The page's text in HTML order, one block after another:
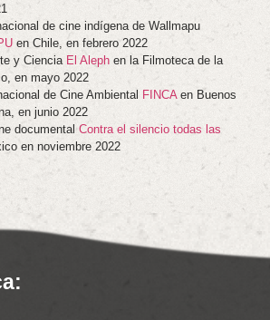
de cine indígena de Wallmapu
en Chile, en febrero 2022
y Ciencia El Aleph en la Filmoteca de la
en mayo 2022
de Cine Ambiental FINCA en Buenos
en junio 2022
documentalContra el silencio todas las
en noviembre 2022